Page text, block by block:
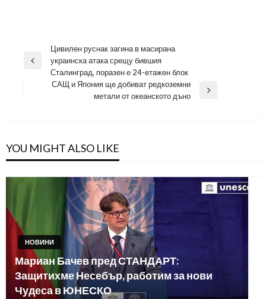
Навигация
Previous
Цивилен руснак загина в масирана
украинска атака срещу бившия
Сталинград, поразен е 24-етажен блок
САЩ и Япония ще добиват редкоземни
метали от океанското дъно
YOU MIGHT ALSO LIKE
НОВИНИ
Мариан Бачев пред СТАНДАРТ:
Защитихме Несебър, работим за нови
Чудеса в ЮНЕСКО